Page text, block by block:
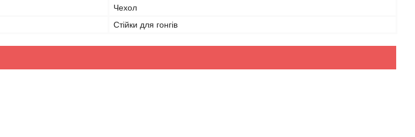
Чехол
Стійки для гонгів